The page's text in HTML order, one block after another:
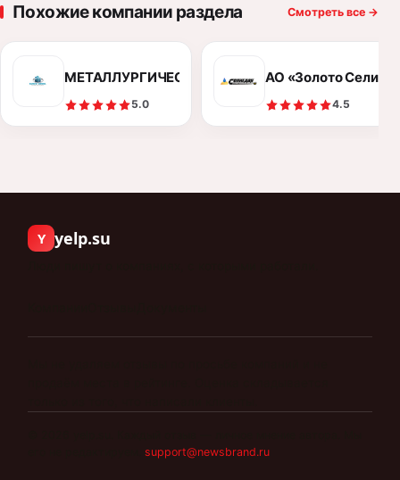
Похожие компании раздела Смотреть все →
МЕТАЛЛУРГИЧЕСКИЙ КОМБИНАТ «ЕВРОСТАЛЬ»
5.0
АО «Золото
4.5
Y yelp.su
support@newsbrand.ru